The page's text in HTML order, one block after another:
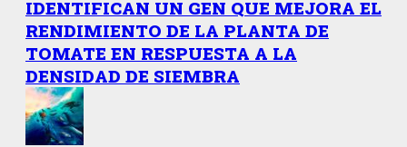
IDENTIFICAN UN GEN QUE MEJORA EL
RENDIMIENTO DE LA PLANTA DE
TOMATE EN RESPUESTA A LA
DENSIDAD DE SIEMBRA